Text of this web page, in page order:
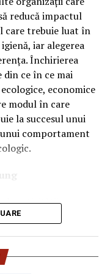
uleiuri dezvoltate
performanțe
specificații ale
motoarelor
celor echipate cu:
ale acestui
reducă impactul
care trebuie luat în
iar alegerea
Închirierea
ce în ce mai
economice
modul în care
la succesul unui
comportament
ale activității
de costuri.
mai rentabilă decât
de toalete.